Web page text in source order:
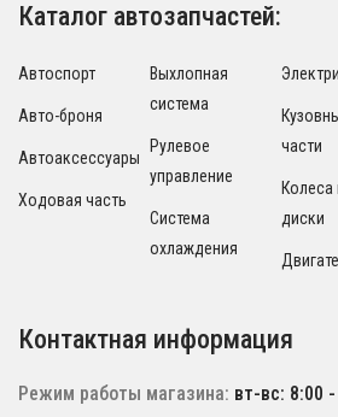
Каталог автозапчастей:
Автоспорт
Авто-броня
Автоаксессуары
Ходовая часть
Выхлопная
система
Рулевое
управление
Система
охлаждения
части
Колеса
диски
Контактная информация
Режим работы магазина: вт-вс: 8:00